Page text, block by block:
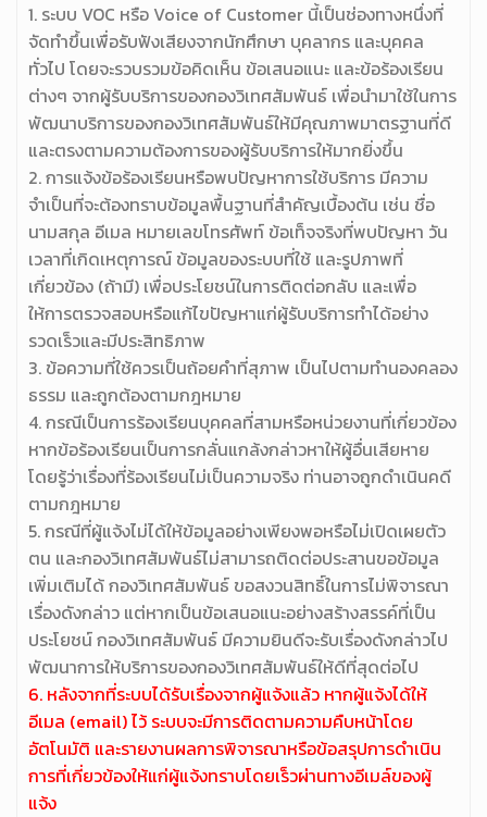
1. ระบบ VOC หรือ Voice of Customer นี้เป็นช่องทางหนึ่งที่
จัดทำขึ้นเพื่อรับฟังเสียงจากนักศึกษา บุคลากร และบุคคล
ทั่วไป โดยจะรวบรวมข้อคิดเห็น ข้อเสนอแนะ และข้อร้องเรียน
ต่างๆ จากผู้รับบริการของกองวิเทศสัมพันธ์ เพื่อนำมาใช้ในการ
พัฒนาบริการของกองวิเทศสัมพันธ์ให้มีคุณภาพมาตรฐานที่ดี
และตรงตามความต้องการของผู้รับบริการให้มากยิ่งขึ้น
2. การแจ้งข้อร้องเรียนหรือพบปัญหาการใช้บริการ มีความ
จำเป็นที่จะต้องทราบข้อมูลพื้นฐานที่สำคัญเบื้องต้น เช่น ชื่อ
นามสกุล อีเมล หมายเลขโทรศัพท์ ข้อเท็จจริงที่พบปัญหา วัน
เวลาที่เกิดเหตุการณ์ ข้อมูลของระบบที่ใช้ และรูปภาพที่
เกี่ยวข้อง (ถ้ามี) เพื่อประโยชน์ในการติดต่อกลับ และเพื่อ
ให้การตรวจสอบหรือแก้ไขปัญหาแก่ผู้รับบริการทำได้อย่าง
รวดเร็วและมีประสิทธิภาพ
3. ข้อความที่ใช้ควรเป็นถ้อยคำที่สุภาพ เป็นไปตามทำนองคลอง
ธรรม และถูกต้องตามกฎหมาย
4. กรณีเป็นการร้องเรียนบุคคลที่สามหรือหน่วยงานที่เกี่ยวข้อง
หากข้อร้องเรียนเป็นการกลั่นแกล้งกล่าวหาให้ผู้อื่นเสียหาย
โดยรู้ว่าเรื่องที่ร้องเรียนไม่เป็นความจริง ท่านอาจถูกดำเนินคดี
ตามกฎหมาย
5. กรณีที่ผู้แจ้งไม่ได้ให้ข้อมูลอย่างเพียงพอหรือไม่เปิดเผยตัว
ตน และกองวิเทศสัมพันธ์ไม่สามารถติดต่อประสานขอข้อมูล
เพิ่มเติมได้ กองวิเทศสัมพันธ์ ขอสงวนสิทธิ์ในการไม่พิจารณา
เรื่องดังกล่าว แต่หากเป็นข้อเสนอแนะอย่างสร้างสรรค์ที่เป็น
ประโยชน์ กองวิเทศสัมพันธ์ มีความยินดีจะรับเรื่องดังกล่าวไป
พัฒนาการให้บริการของกองวิเทศสัมพันธ์ให้ดีที่สุดต่อไป
6. หลังจากที่ระบบได้รับเรื่องจากผู้แจ้งแล้ว หากผู้แจ้งได้ให้
อีเมล (email) ไว้ ระบบจะมีการติดตามความคืบหน้าโดย
อัตโนมัติ และรายงานผลการพิจารณาหรือข้อสรุปการดำเนิน
การที่เกี่ยวข้องให้แก่ผู้แจ้งทราบโดยเร็วผ่านทางอีเมล์ของผู้
แจ้ง